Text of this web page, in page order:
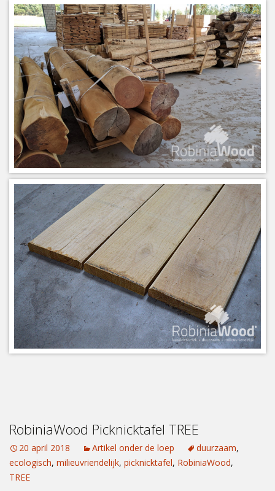
RobiniaWood Picknicktafel TREE
20 april 2018 Artikel onder de loep duurzaam,
ecologisch, milieuvriendelijk, picknicktafel, RobiniaWood,
TREE